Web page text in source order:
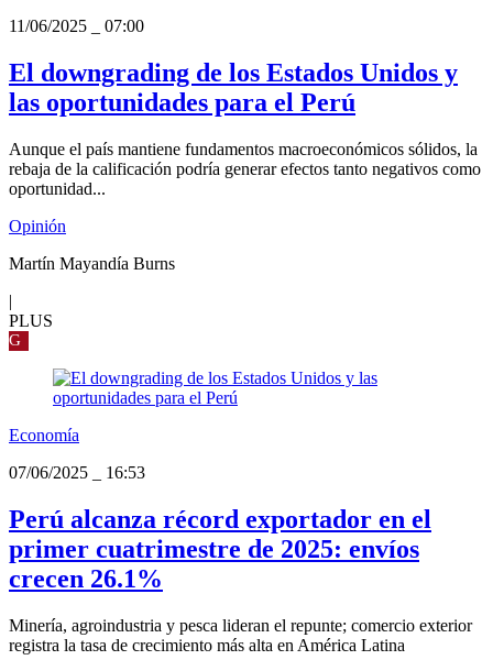
11/06/2025
07:00
El downgrading de los Estados Unidos y
las oportunidades para el Perú
Aunque el país mantiene fundamentos macroeconómicos sólidos, la
rebaja de la calificación podría generar efectos tanto negativos como
oportunidad...
Opinión
Martín Mayandía Burns
|
PLUS
G
Economía
07/06/2025
16:53
Perú alcanza récord exportador en el
primer cuatrimestre de 2025: envíos
crecen 26.1%
Minería, agroindustria y pesca lideran el repunte; comercio exterior
registra la tasa de crecimiento más alta en América Latina